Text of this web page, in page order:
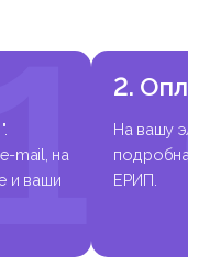
mail, на
и ваши
2.
На вашу
подробная
ЕРИП.